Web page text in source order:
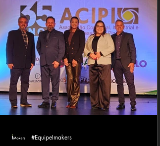
#EquipeImakers